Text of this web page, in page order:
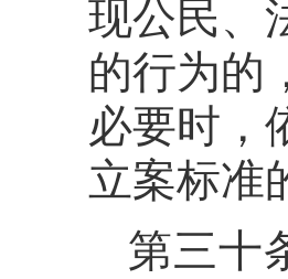
现公民、
的行为的
必要时，
立案标准
第三十